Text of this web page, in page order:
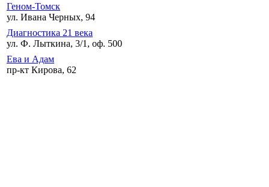
Геном-Томск
ул. Ивана Черных, 94
Диагностика 21 века
ул. Ф. Лыткина, 3/1, оф. 500
Ева и Адам
пр-кт Кирова, 62